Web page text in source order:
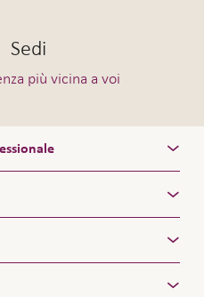
Sedi
più vicina a voi